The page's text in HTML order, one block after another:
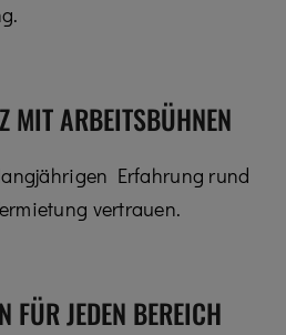
MIT ARBEITSBÜHNEN
Erfahrung rund
vertrauen.
FÜR JEDEN BEREICH